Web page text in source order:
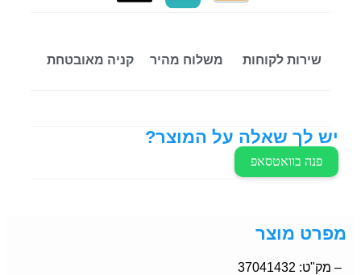
שירות לקוחות משלוח מהיר קניה מאובטחת
יש לך שאלה על המוצר?
פנה בוואטסאפ
מפרט מוצר
– מק"ט: 37041432